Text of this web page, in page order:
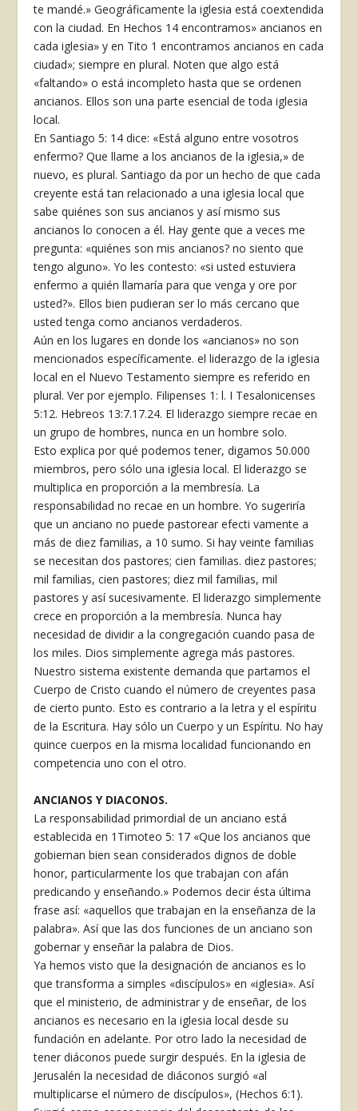
te mandé.» Geográficamente la iglesia está coextendida
con la ciudad. En Hechos 14 encontramos» ancianos en
cada iglesia» y en Tito 1 encontramos ancianos en cada
ciudad»; siempre en plural. Noten que algo está
«faltando» o está incompleto hasta que se ordenen
ancianos. Ellos son una parte esencial de toda iglesia
local.
En Santiago 5: 14 dice: «Está alguno entre vosotros
enfermo? Que llame a los ancianos de la iglesia,» de
nuevo, es plural. Santiago da por un hecho de que cada
creyente está tan relacionado a una iglesia local que
sabe quiénes son sus ancianos y así mismo sus
ancianos lo conocen a él. Hay gente que a veces me
pregunta: «quiénes son mis ancianos? no siento que
tengo alguno». Yo les contesto: «si usted estuviera
enfermo a quién llamaría para que venga y ore por
usted?». Ellos bien pudieran ser lo más cercano que
usted tenga como ancianos verdaderos.
Aún en los lugares en donde los «ancianos» no son
mencionados específicamente. el liderazgo de la iglesia
local en el Nuevo Testamento siempre es referido en
plural. Ver por ejemplo. Filipenses 1: l. I Tesalonicenses
5:12. Hebreos 13:7.17.24. El liderazgo siempre recae en
un grupo de hombres, nunca en un hombre solo.
Esto explica por qué podemos tener, digamos 50.000
miembros, pero sólo una iglesia local. El liderazgo se
multiplica en proporción a la membresía. La
responsabilidad no recae en un hombre. Yo sugeriría
que un anciano no puede pastorear efecti­ vamente a
más de diez familias, a 10 sumo. Si hay veinte familias
se necesitan dos pastores; cien familias. diez pastores;
mil familias, cien pastores; diez mil familias, mil
pastores y así sucesivamente. El liderazgo simplemente
crece en proporción a la membresía. Nunca hay
necesidad de dividir a la congregación cuando pasa de
los miles. Dios simplemente agrega más pastores.
Nuestro sistema existente demanda que partamos el
Cuerpo de Cristo cuando el número de creyentes pasa
de cierto punto. Esto es contrario a la letra y el espíritu
de la Escritura. Hay sólo un Cuerpo y un Espíritu. No hay
quince cuerpos en la misma localidad funcionando en
competencia uno con el otro.
ANCIANOS Y DIACONOS.
La responsabilidad primordial de un anciano está
establecida en 1Timoteo 5: 17 «Que los ancianos que
gobiernan bien sean considerados dignos de doble
honor, particularmente los que trabajan con afán
predicando y enseñando.» Podemos decir ésta última
frase así: «aquellos que trabajan en la enseñanza de la
palabra». Así que las dos funciones de un anciano son
gobernar y enseñar la palabra de Dios.
Ya hemos visto que la designación de ancianos es lo
que transforma a simples «discípulos» en «iglesia». Así
que el ministerio, de administrar y de enseñar, de los
ancianos es necesario en la iglesia local desde su
fundación en adelante. Por otro lado la necesidad de
tener diáconos puede surgir después. En la iglesia de
Jerusalén la necesidad de diáconos surgió «al
multiplicarse el número de discípulos», (Hechos 6:1).